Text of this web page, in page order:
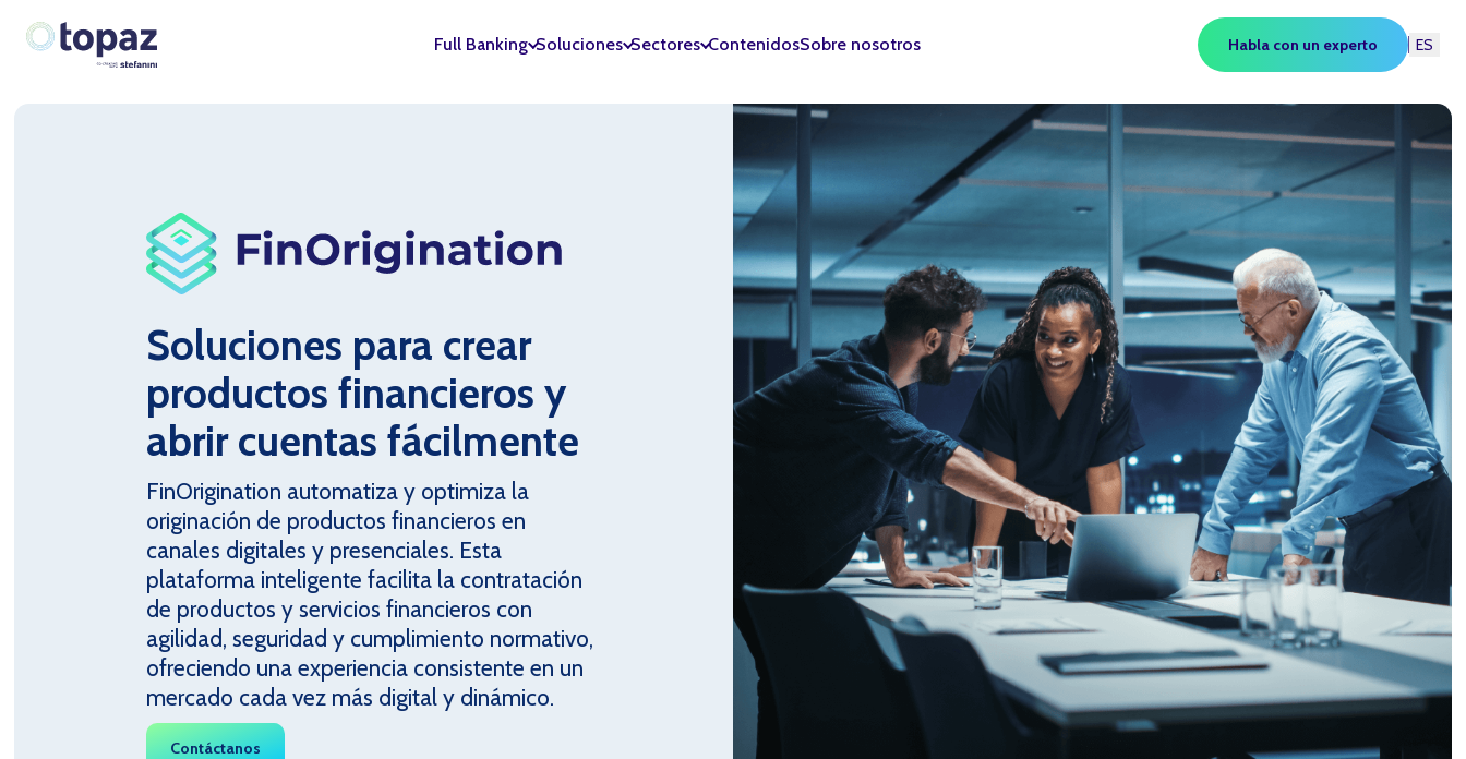
Full Banking Soluciones Sectores ContenidosSobre nosotros Habla con un experto ES
Soluciones para crear
productos financieros y
abrir cuentas fácilmente
FinOrigination automatiza y optimiza la
originación de productos financieros en
canales digitales y presenciales. Esta
plataforma inteligente facilita la contratación
de productos y servicios financieros con
agilidad, seguridad y cumplimiento normativo,
ofreciendo una experiencia consistente en un
mercado cada vez más digital y dinámico.
Contáctanos